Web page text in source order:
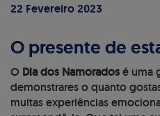
22 Fevereiro 2023
O presente de
O Dia dos Namoradosé uma
demonstrares o quanto
muitas experiências